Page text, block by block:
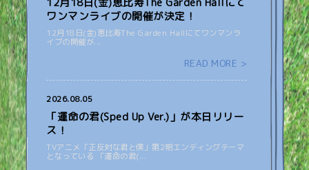
ワンマンライブの開催が決定！
12月18日(金)恵比寿The Garden Hallにてワンマンラ
イブの開催が...
READ MORE >
2026.08.05
「運命の君(Sped Up Ver.)」が本日リリー
ス！
TVアニメ「正反対な君と僕」第2期エンディングテーマ
となっている 「運命の君(...